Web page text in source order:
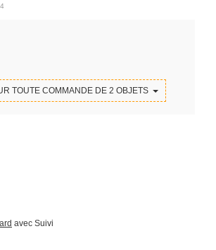
TOUTE COMMANDE DE 2 OBJETS
avec Suivi